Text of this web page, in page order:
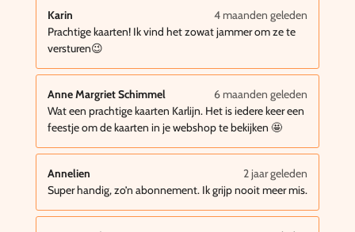
Karin
4 maanden geleden
Prachtige kaarten! Ik vind het zowat jammer om ze te
versturen😉
Anne Margriet Schimmel
6 maanden geleden
Wat een prachtige kaarten Karlijn. Het is iedere keer een
feestje om de kaarten in je webshop te bekijken 🤩
Annelien
2 jaar geleden
Super handig, zo’n abonnement. Ik grijp nooit meer mis.